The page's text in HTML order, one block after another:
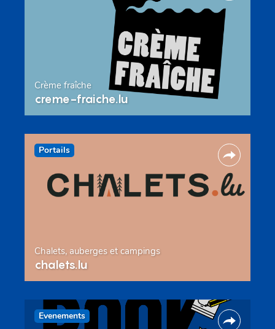
Crème fraîche
creme-fraiche.lu
Portails
Chalets, auberges et campings
chalets.lu
Evenements